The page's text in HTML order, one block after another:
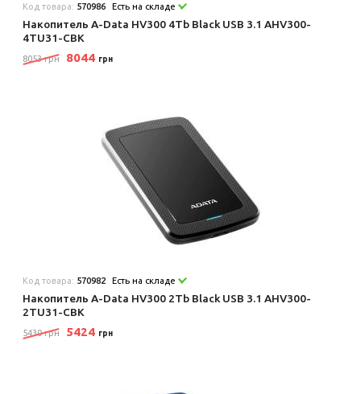
Код товара: 570986 Есть на складе
Накопитель A-Data HV300 4Tb Black USB 3.1 AHV300-
4TU31-CBK
8053 грн 8044 грн
Код товара: 570982 Есть на складе
Накопитель A-Data HV300 2Tb Black USB 3.1 AHV300-
2TU31-CBK
5430 грн 5424 грн